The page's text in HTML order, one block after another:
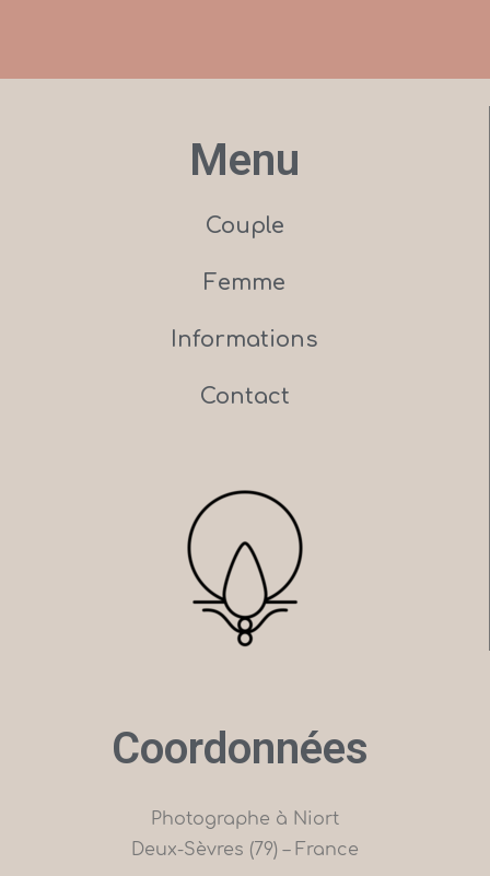
Menu
Couple
Femme
Informations
Contact
Coordonnées
Photographe à Niort
Deux-Sèvres (79) – France